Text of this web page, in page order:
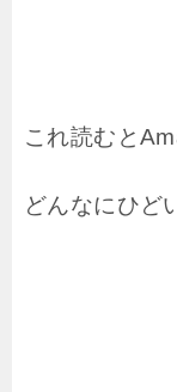
これ読むと
どんなにひど